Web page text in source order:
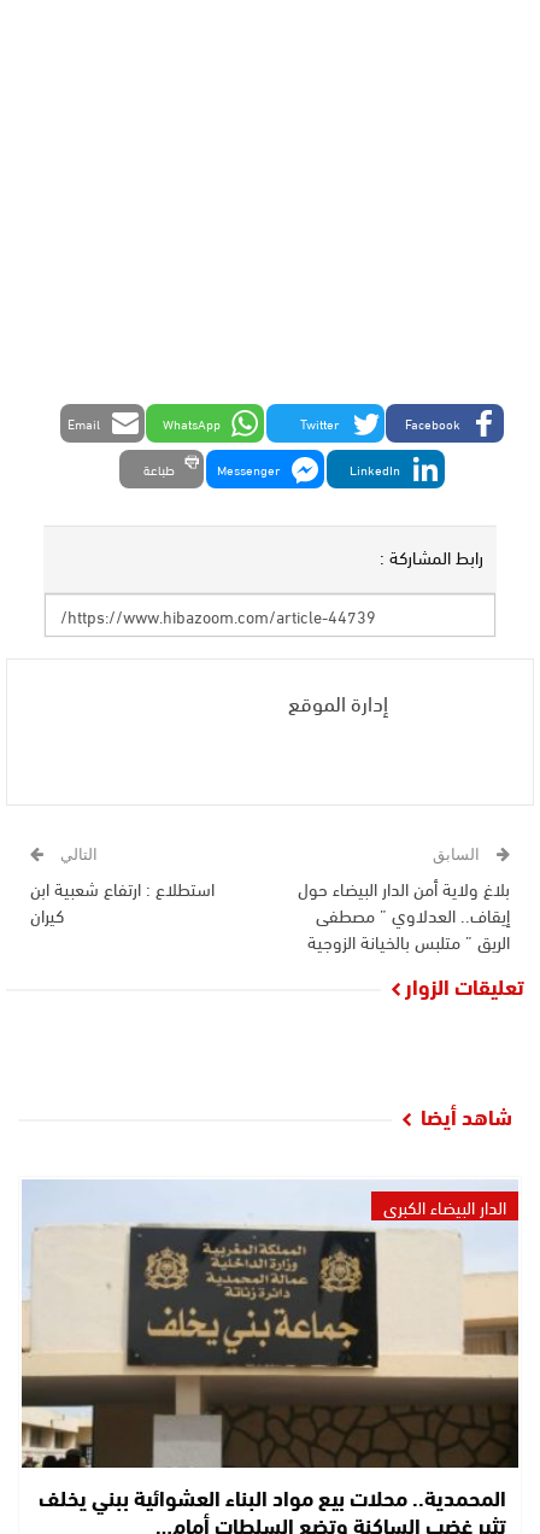
Facebook
Twitter
WhatsApp
Email
LinkedIn
Messenger طباعة
رابط المشاركة :
إدارة الموقع
السابق
بلاغ ولاية أمن الدار البيضاء حول
إيقاف.. العدلاوي ” مصطفى
الريق ” متلبس بالخيانة الزوجية
التالي
استطلاع : ارتفاع شعبية ابن
كيران
تعليقات الزوار
شاهد أيضا
الدار البيضاء الكبرى
المحمدية.. محلات بيع مواد البناء العشوائية ببني يخلف
تثير غضب الساكنة وتضع السلطات أمام…